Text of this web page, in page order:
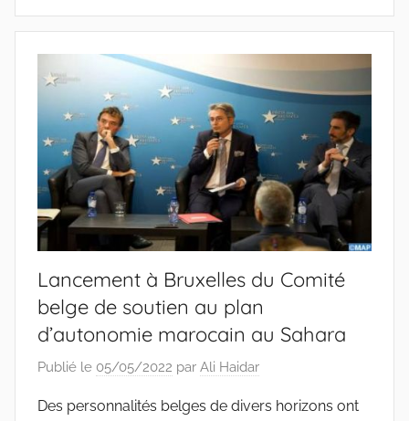
Lancement à Bruxelles du Comité
belge de soutien au plan
d’autonomie marocain au Sahara
Publié le 05/05/2022 par Ali Haidar
Des personnalités belges de divers horizons ont